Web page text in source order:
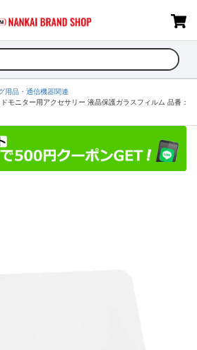
用品・通信機器関連
モニター用アクセサリー 液晶保護ガラスフィルム 品番：